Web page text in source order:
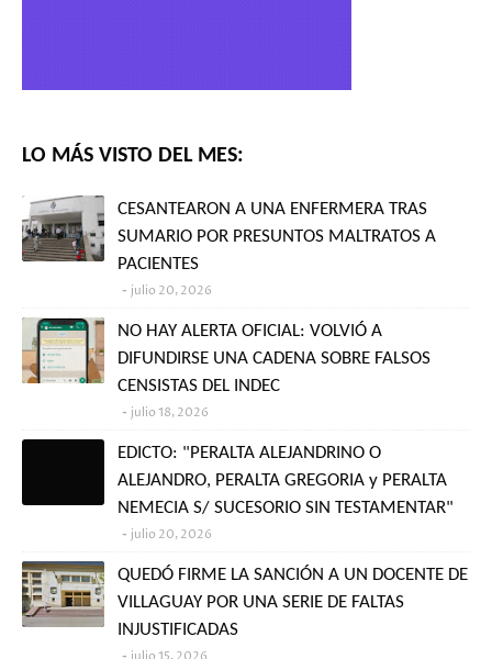
LO MÁS VISTO DEL MES:
CESANTEARON A UNA ENFERMERA TRAS
SUMARIO POR PRESUNTOS MALTRATOS A
PACIENTES
julio 20, 2026
NO HAY ALERTA OFICIAL: VOLVIÓ A
DIFUNDIRSE UNA CADENA SOBRE FALSOS
CENSISTAS DEL INDEC
julio 18, 2026
EDICTO: "PERALTA ALEJANDRINO O
ALEJANDRO, PERALTA GREGORIA y PERALTA
NEMECIA S/ SUCESORIO SIN TESTAMENTAR"
julio 20, 2026
QUEDÓ FIRME LA SANCIÓN A UN DOCENTE DE
VILLAGUAY POR UNA SERIE DE FALTAS
INJUSTIFICADAS